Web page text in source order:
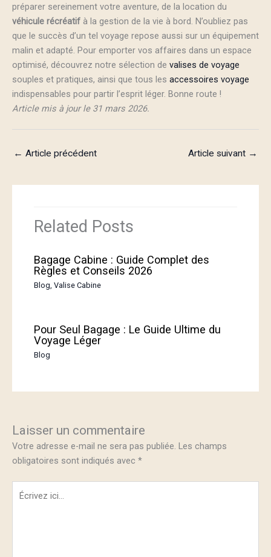
préparer sereinement votre aventure, de la location du
véhicule récréatif à la gestion de la vie à bord. N’oubliez pas
que le succès d’un tel voyage repose aussi sur un équipement
malin et adapté. Pour emporter vos affaires dans un espace
optimisé, découvrez notre sélection de valises de voyage
souples et pratiques, ainsi que tous les accessoires voyage
indispensables pour partir l’esprit léger. Bonne route !
Article mis à jour le 31 mars 2026.
← Article précédent Article suivant →
Related Posts
Bagage Cabine : Guide Complet des
Règles et Conseils 2026
Blog,Valise Cabine
Pour Seul Bagage : Le Guide Ultime du
Voyage Léger
Blog
Laisser un commentaire
Votre adresse e-mail ne sera pas publiée. Les champs
obligatoires sont indiqués avec *
Écrivez
ici…